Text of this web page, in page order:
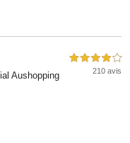
Aushopping
4,0 étoiles sur 5
210 avis